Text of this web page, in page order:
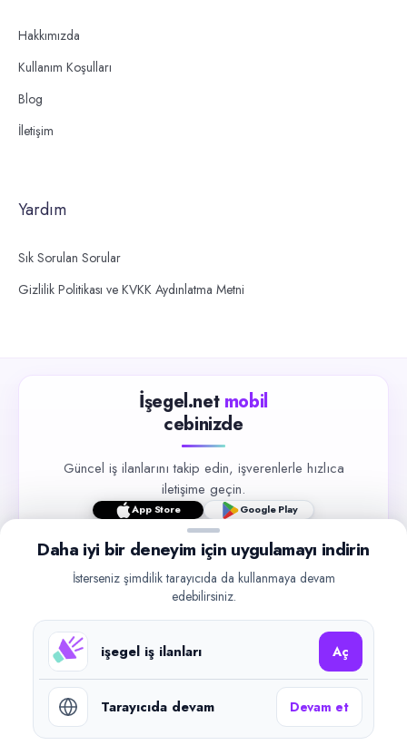
Hakkımızda
Kullanım Koşulları
Blog
İletişim
Yardım
Sık Sorulan Sorular
Gizlilik Politikası ve KVKK Aydınlatma Metni
İşegel.net mobil
cebinizde
Güncel iş ilanlarını takip edin, işverenlerle hızlıca
iletişime geçin.
App Store Google Play
işegel.net bir ilan yayın platformudur; iş bulma aracılığı veya işe
yerleştirme faaliyeti yapmaz.
Benzer aramalar
Daha iyi bir deneyim için uygulamayı indirin
İsterseniz şimdilik tarayıcıda da kullanmaya devam
edebilirsiniz.
işegel iş ilanları Aç
Tarayıcıda devam Devam et